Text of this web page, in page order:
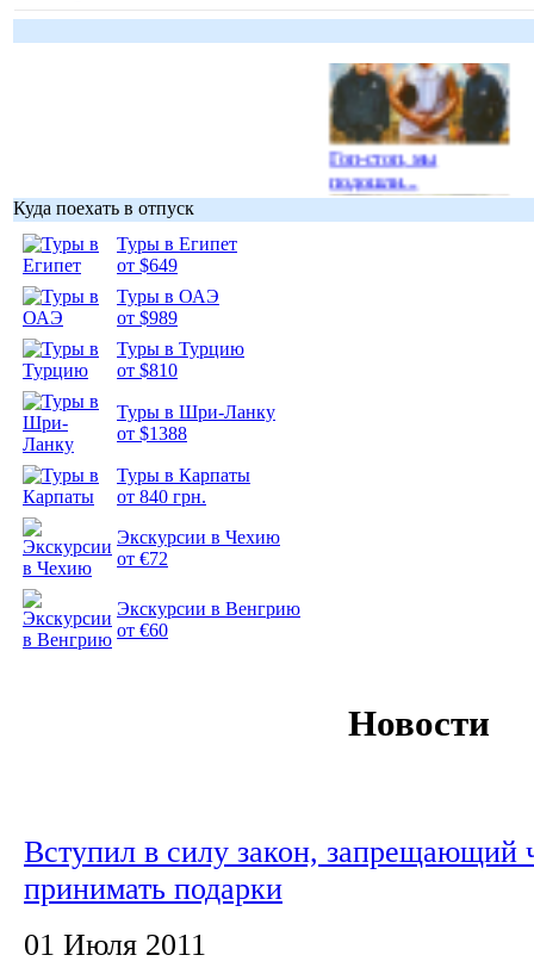
Гоп-стоп, мы
подошли...
Куда поехать в отпуск
Туры в Египет
от $649
Туры в ОАЭ
от $989
Туры в Турцию
от $810
Туры в Шри-Ланку
от $1388
Туры в Карпаты
от 840 грн.
Экскурсии в Чехию
от €72
Экскурсии в Венгрию
от €60
Новости
Вступил в силу закон, запрещающий
принимать подарки
01 Июля 2011